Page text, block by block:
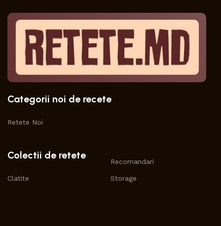
Categorii noi de recete
Retete Noi
Colectii de retete
Clatite
Recomandari
Storage